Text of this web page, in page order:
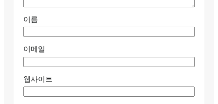
이름
이메일
웹사이트